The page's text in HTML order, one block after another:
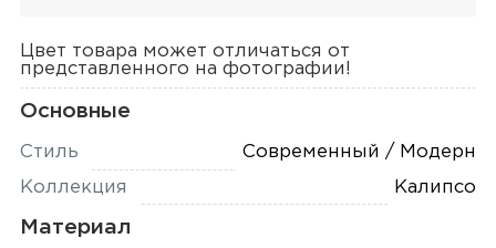
Цвет товара может отличаться от
представленного на фотографии!
Основные
Стиль Современный / Модерн
Коллекция Калипсо
Материал